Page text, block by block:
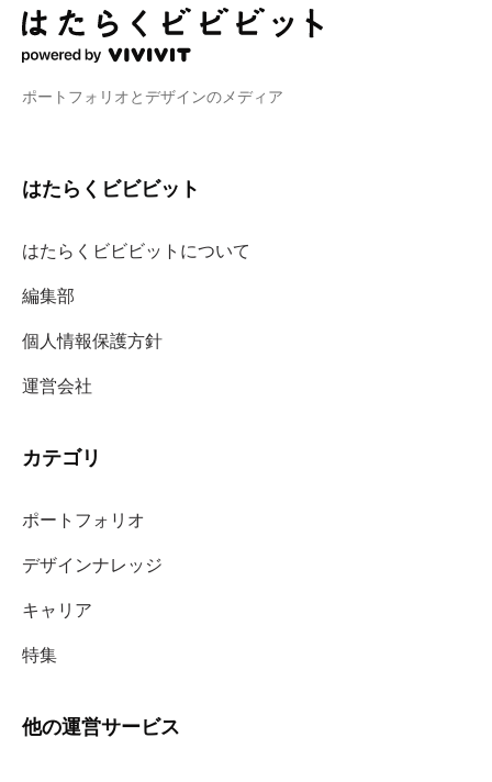
ポートフォリオとデザインのメディア
はたらくビビビット
はたらくビビビットについて
編集部
個人情報保護方針
運営会社
カテゴリ
ポートフォリオ
デザインナレッジ
キャリア
特集
他の運営サービス